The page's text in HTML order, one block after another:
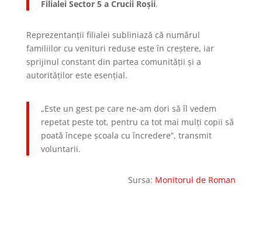
Filialei Sector 5 a Crucii Roșii.
Reprezentanții filialei subliniază că numărul
familiilor cu venituri reduse este în creștere, iar
sprijinul constant din partea comunității și a
autorităților este esențial.
„Este un gest pe care ne-am dori să îl vedem
repetat peste tot, pentru ca tot mai mulți copii să
poată începe școala cu încredere”, transmit
voluntarii.
Sursa: Monitorul de Roman